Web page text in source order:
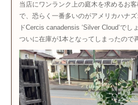
当店にワンランク上の庭木を求めるお
で、恐らく一番多いのがアメリカハナ
ドCercis canadensis‘Silver Cloud’でし
ついに在庫が1本となってしまったので